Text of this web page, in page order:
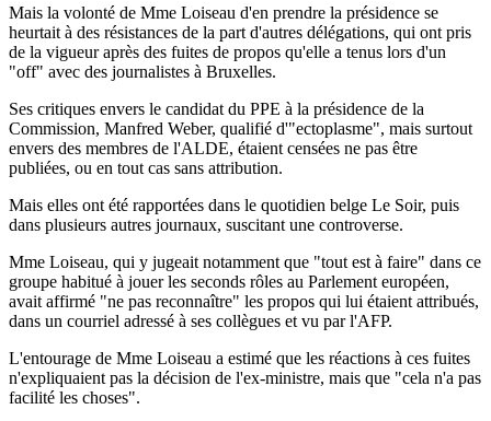
Mais la volonté de Mme Loiseau d'en prendre la présidence se
heurtait à des résistances de la part d'autres délégations, qui ont pris
de la vigueur après des fuites de propos qu'elle a tenus lors d'un
"off" avec des journalistes à Bruxelles.
Ses critiques envers le candidat du PPE à la présidence de la
Commission, Manfred Weber, qualifié d'"ectoplasme", mais surtout
envers des membres de l'ALDE, étaient censées ne pas être
publiées, ou en tout cas sans attribution.
Mais elles ont été rapportées dans le quotidien belge Le Soir, puis
dans plusieurs autres journaux, suscitant une controverse.
Mme Loiseau, qui y jugeait notamment que "tout est à faire" dans ce
groupe habitué à jouer les seconds rôles au Parlement européen,
avait affirmé "ne pas reconnaître" les propos qui lui étaient attribués,
dans un courriel adressé à ses collègues et vu par l'AFP.
L'entourage de Mme Loiseau a estimé que les réactions à ces fuites
n'expliquaient pas la décision de l'ex-ministre, mais que "cela n'a pas
facilité les choses".